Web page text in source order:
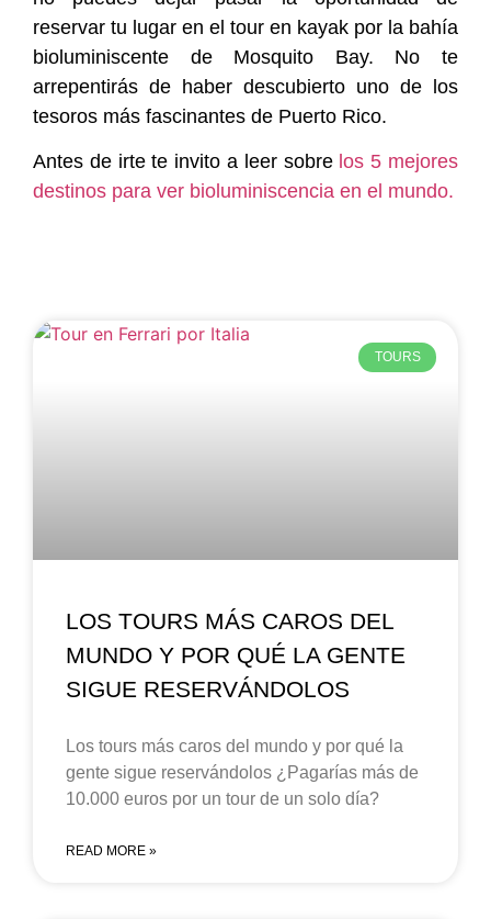
reservar tu lugar en el tour en kayak por la bahía
bioluminiscente de Mosquito Bay. No te
arrepentirás de haber descubierto uno de los
tesoros más fascinantes de Puerto Rico.
Antes de irte te invito a leer sobre los 5 mejores
destinos para ver bioluminiscencia en el mundo.
TOURS
LOS TOURS MÁS CAROS DEL
MUNDO Y POR QUÉ LA GENTE
SIGUE RESERVÁNDOLOS
Los tours más caros del mundo y por qué la
gente sigue reservándolos ¿Pagarías más de
10.000 euros por un tour de un solo día?
READ MORE »